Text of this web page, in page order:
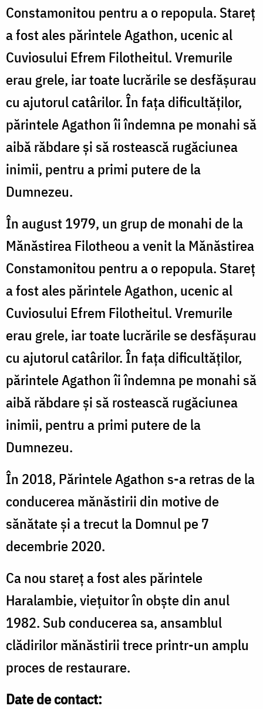
Constamonitou pentru a o repopula. Stareț
a fost ales părintele Agathon, ucenic al
Cuviosului Efrem Filotheitul. Vremurile
erau grele, iar toate lucrările se desfășurau
cu ajutorul catârilor. În fața dificultăților,
părintele Agathon îi îndemna pe monahi să
aibă răbdare și să rostească rugăciunea
inimii, pentru a primi putere de la
Dumnezeu.
În august 1979, un grup de monahi de la
Mănăstirea Filotheou a venit la Mănăstirea
Constamonitou pentru a o repopula. Stareț
a fost ales părintele Agathon, ucenic al
Cuviosului Efrem Filotheitul. Vremurile
erau grele, iar toate lucrările se desfășurau
cu ajutorul catârilor. În fața dificultăților,
părintele Agathon îi îndemna pe monahi să
aibă răbdare și să rostească rugăciunea
inimii, pentru a primi putere de la
Dumnezeu.
În 2018, Părintele Agathon s-a retras de la
conducerea mănăstirii din motive de
sănătate și a trecut la Domnul pe 7
decembrie 2020.
Ca nou stareț a fost ales părintele
Haralambie, viețuitor în obște din anul
1982. Sub conducerea sa, ansamblul
clădirilor mănăstirii trece printr-un amplu
proces de restaurare.
Date de contact: